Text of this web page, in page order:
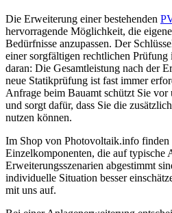
Die Erweiterung einer bestehenden
hervorragende Möglichkeit, die
Bedürfnisse anzupassen. Der
einer sorgfältigen rechtlichen
daran: Die Gesamtleistung nach der
neue Statikprüfung ist fast immer
Anfrage beim Bauamt schützt Sie vor
und sorgt dafür, dass Sie die
nutzen können.
Im Shop von Photovoltaik.info finden
Einzelkomponenten, die auf typische
Erweiterungsszenarien abgestimmt
individuelle Situation besser
mit uns auf.